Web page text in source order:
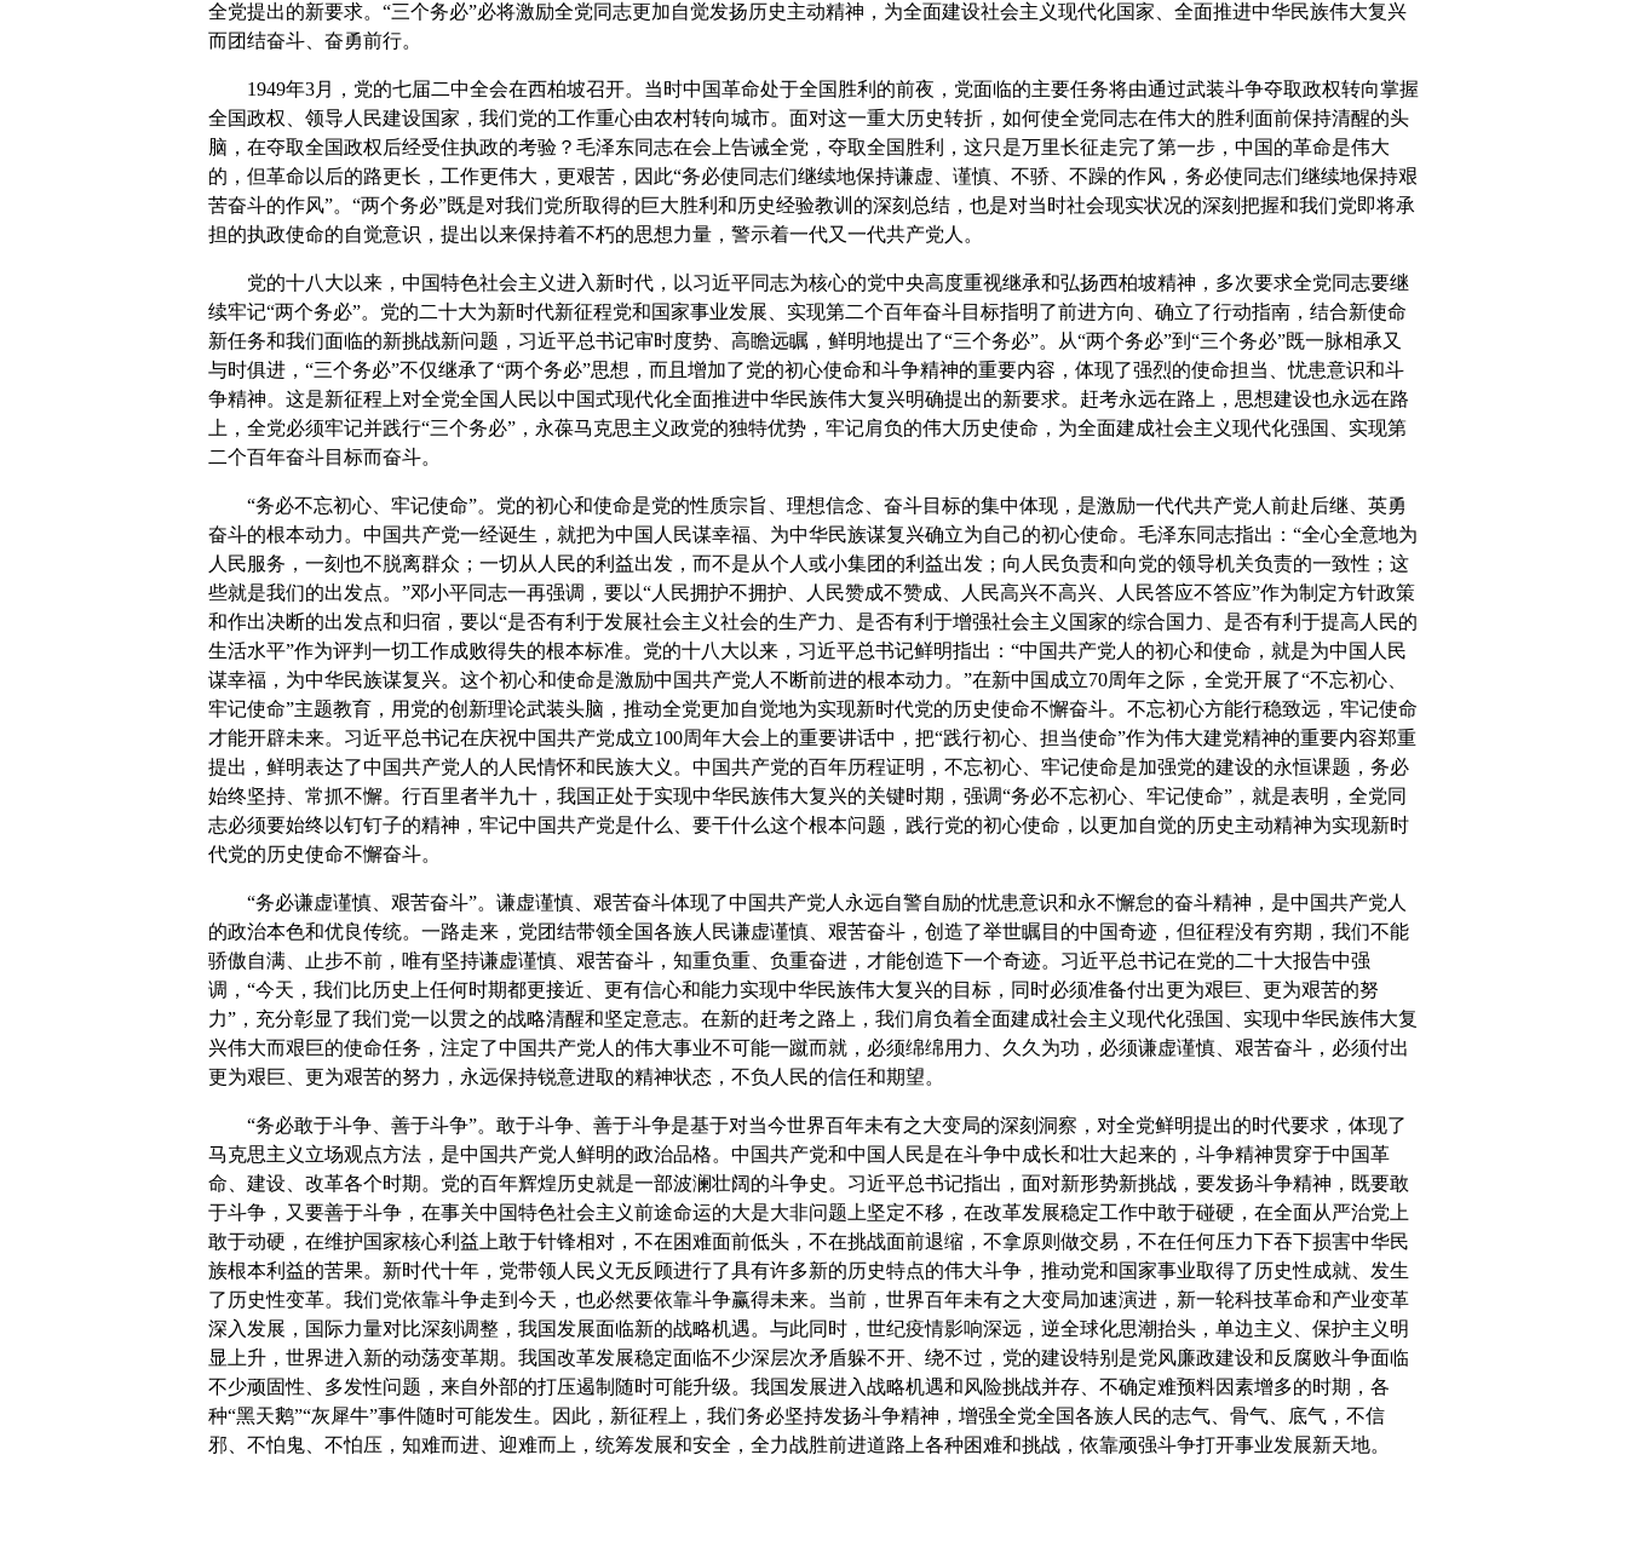
全党提出的新要求。“三个务必”必将激励全党同志更加自觉发扬历史主动精神，为全面建设社会主义现代化国家、全面推进中华民族伟大复兴
而团结奋斗、奋勇前行。
1949年3月，党的七届二中全会在西柏坡召开。当时中国革命处于全国胜利的前夜，党面临的主要任务将由通过武装斗争夺取政权转向掌握
全国政权、领导人民建设国家，我们党的工作重心由农村转向城市。面对这一重大历史转折，如何使全党同志在伟大的胜利面前保持清醒的头
脑，在夺取全国政权后经受住执政的考验？毛泽东同志在会上告诫全党，夺取全国胜利，这只是万里长征走完了第一步，中国的革命是伟大
的，但革命以后的路更长，工作更伟大，更艰苦，因此“务必使同志们继续地保持谦虚、谨慎、不骄、不躁的作风，务必使同志们继续地保持艰
苦奋斗的作风”。“两个务必”既是对我们党所取得的巨大胜利和历史经验教训的深刻总结，也是对当时社会现实状况的深刻把握和我们党即将承
担的执政使命的自觉意识，提出以来保持着不朽的思想力量，警示着一代又一代共产党人。
党的十八大以来，中国特色社会主义进入新时代，以习近平同志为核心的党中央高度重视继承和弘扬西柏坡精神，多次要求全党同志要继
续牢记“两个务必”。党的二十大为新时代新征程党和国家事业发展、实现第二个百年奋斗目标指明了前进方向、确立了行动指南，结合新使命
新任务和我们面临的新挑战新问题，习近平总书记审时度势、高瞻远瞩，鲜明地提出了“三个务必”。从“两个务必”到“三个务必”既一脉相承又
与时俱进，“三个务必”不仅继承了“两个务必”思想，而且增加了党的初心使命和斗争精神的重要内容，体现了强烈的使命担当、忧患意识和斗
争精神。这是新征程上对全党全国人民以中国式现代化全面推进中华民族伟大复兴明确提出的新要求。赶考永远在路上，思想建设也永远在路
上，全党必须牢记并践行“三个务必”，永葆马克思主义政党的独特优势，牢记肩负的伟大历史使命，为全面建成社会主义现代化强国、实现第
二个百年奋斗目标而奋斗。
“务必不忘初心、牢记使命”。党的初心和使命是党的性质宗旨、理想信念、奋斗目标的集中体现，是激励一代代共产党人前赴后继、英勇
奋斗的根本动力。中国共产党一经诞生，就把为中国人民谋幸福、为中华民族谋复兴确立为自己的初心使命。毛泽东同志指出：“全心全意地为
人民服务，一刻也不脱离群众；一切从人民的利益出发，而不是从个人或小集团的利益出发；向人民负责和向党的领导机关负责的一致性；这
些就是我们的出发点。”邓小平同志一再强调，要以“人民拥护不拥护、人民赞成不赞成、人民高兴不高兴、人民答应不答应”作为制定方针政策
和作出决断的出发点和归宿，要以“是否有利于发展社会主义社会的生产力、是否有利于增强社会主义国家的综合国力、是否有利于提高人民的
生活水平”作为评判一切工作成败得失的根本标准。党的十八大以来，习近平总书记鲜明指出：“中国共产党人的初心和使命，就是为中国人民
谋幸福，为中华民族谋复兴。这个初心和使命是激励中国共产党人不断前进的根本动力。”在新中国成立70周年之际，全党开展了“不忘初心、
牢记使命”主题教育，用党的创新理论武装头脑，推动全党更加自觉地为实现新时代党的历史使命不懈奋斗。不忘初心方能行稳致远，牢记使命
才能开辟未来。习近平总书记在庆祝中国共产党成立100周年大会上的重要讲话中，把“践行初心、担当使命”作为伟大建党精神的重要内容郑重
提出，鲜明表达了中国共产党人的人民情怀和民族大义。中国共产党的百年历程证明，不忘初心、牢记使命是加强党的建设的永恒课题，务必
始终坚持、常抓不懈。行百里者半九十，我国正处于实现中华民族伟大复兴的关键时期，强调“务必不忘初心、牢记使命”，就是表明，全党同
志必须要始终以钉钉子的精神，牢记中国共产党是什么、要干什么这个根本问题，践行党的初心使命，以更加自觉的历史主动精神为实现新时
代党的历史使命不懈奋斗。
“务必谦虚谨慎、艰苦奋斗”。谦虚谨慎、艰苦奋斗体现了中国共产党人永远自警自励的忧患意识和永不懈怠的奋斗精神，是中国共产党人
的政治本色和优良传统。一路走来，党团结带领全国各族人民谦虚谨慎、艰苦奋斗，创造了举世瞩目的中国奇迹，但征程没有穷期，我们不能
骄傲自满、止步不前，唯有坚持谦虚谨慎、艰苦奋斗，知重负重、负重奋进，才能创造下一个奇迹。习近平总书记在党的二十大报告中强
调，“今天，我们比历史上任何时期都更接近、更有信心和能力实现中华民族伟大复兴的目标，同时必须准备付出更为艰巨、更为艰苦的努
力”，充分彰显了我们党一以贯之的战略清醒和坚定意志。在新的赶考之路上，我们肩负着全面建成社会主义现代化强国、实现中华民族伟大复
兴伟大而艰巨的使命任务，注定了中国共产党人的伟大事业不可能一蹴而就，必须绵绵用力、久久为功，必须谦虚谨慎、艰苦奋斗，必须付出
更为艰巨、更为艰苦的努力，永远保持锐意进取的精神状态，不负人民的信任和期望。
“务必敢于斗争、善于斗争”。敢于斗争、善于斗争是基于对当今世界百年未有之大变局的深刻洞察，对全党鲜明提出的时代要求，体现了
马克思主义立场观点方法，是中国共产党人鲜明的政治品格。中国共产党和中国人民是在斗争中成长和壮大起来的，斗争精神贯穿于中国革
命、建设、改革各个时期。党的百年辉煌历史就是一部波澜壮阔的斗争史。习近平总书记指出，面对新形势新挑战，要发扬斗争精神，既要敢
于斗争，又要善于斗争，在事关中国特色社会主义前途命运的大是大非问题上坚定不移，在改革发展稳定工作中敢于碰硬，在全面从严治党上
敢于动硬，在维护国家核心利益上敢于针锋相对，不在困难面前低头，不在挑战面前退缩，不拿原则做交易，不在任何压力下吞下损害中华民
族根本利益的苦果。新时代十年，党带领人民义无反顾进行了具有许多新的历史特点的伟大斗争，推动党和国家事业取得了历史性成就、发生
了历史性变革。我们党依靠斗争走到今天，也必然要依靠斗争赢得未来。当前，世界百年未有之大变局加速演进，新一轮科技革命和产业变革
深入发展，国际力量对比深刻调整，我国发展面临新的战略机遇。与此同时，世纪疫情影响深远，逆全球化思潮抬头，单边主义、保护主义明
显上升，世界进入新的动荡变革期。我国改革发展稳定面临不少深层次矛盾躲不开、绕不过，党的建设特别是党风廉政建设和反腐败斗争面临
不少顽固性、多发性问题，来自外部的打压遏制随时可能升级。我国发展进入战略机遇和风险挑战并存、不确定难预料因素增多的时期，各
种“黑天鹅”“灰犀牛”事件随时可能发生。因此，新征程上，我们务必坚持发扬斗争精神，增强全党全国各族人民的志气、骨气、底气，不信
邪、不怕鬼、不怕压，知难而进、迎难而上，统筹发展和安全，全力战胜前进道路上各种困难和挑战，依靠顽强斗争打开事业发展新天地。